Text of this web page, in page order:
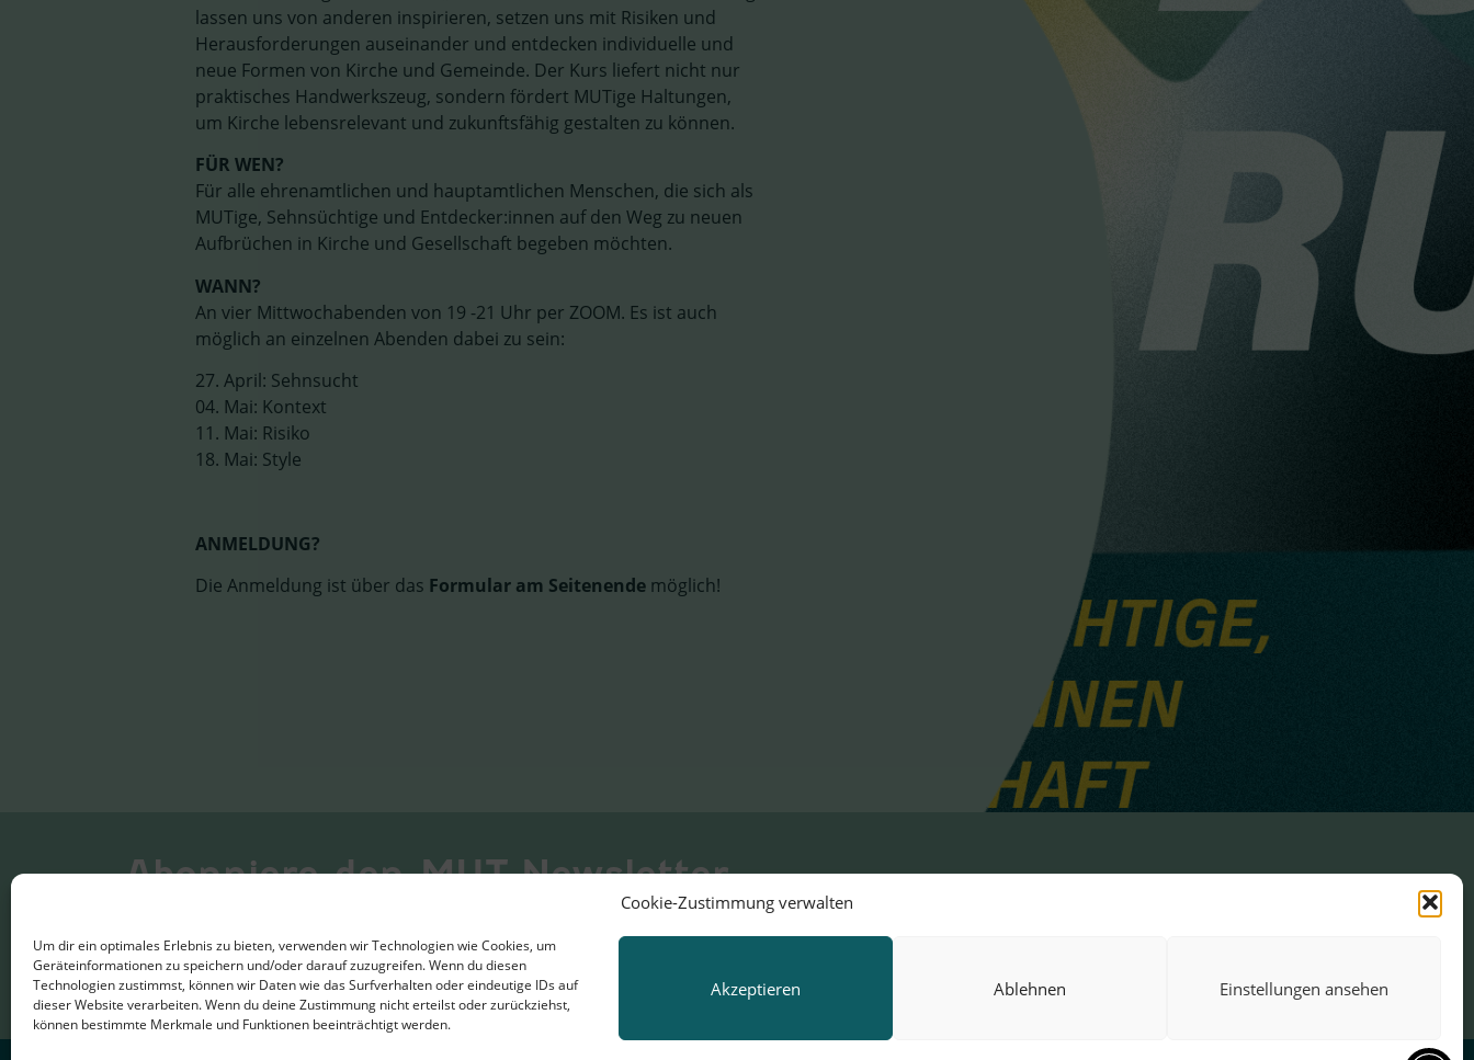
Cookie-Zustimmung verwalten
Um dir ein optimales Erlebnis zu bieten, verwenden wir Technologien wie Cookies, um
Geräteinformationen zu speichern und/oder darauf zuzugreifen. Wenn du diesen
Technologien zustimmst, können wir Daten wie das Surfverhalten oder eindeutige IDs auf
dieser Website verarbeiten. Wenn du deine Zustimmung nicht erteilst oder zurückziehst,
können bestimmte Merkmale und Funktionen beeinträchtigt werden.
Akzeptieren Ablehnen Einstellungen ansehen
lassen uns von anderen inspirieren, setzen uns mit Risiken und
Herausforderungen auseinander und entdecken individuelle und
neue Formen von Kirche und Gemeinde. Der Kurs liefert nicht nur
praktisches Handwerkszeug, sondern fördert MUTige Haltungen,
um Kirche lebensrelevant und zukunftsfähig gestalten zu können.
FÜR WEN?
Für alle ehrenamtlichen und hauptamtlichen Menschen, die sich als
MUTige, Sehnsüchtige und Entdecker:innen auf den Weg zu neuen
Aufbrüchen in Kirche und Gesellschaft begeben möchten.
WANN?
An vier Mittwochabenden von 19 -21 Uhr per ZOOM. Es ist auch
möglich an einzelnen Abenden dabei zu sein:
27. April: Sehnsucht
04. Mai: Kontext
11. Mai: Risiko
18. Mai: Style
ANMELDUNG?
Die Anmeldung ist über das Formular am Seitenende möglich!
Abonniere den MUT-Newsletter